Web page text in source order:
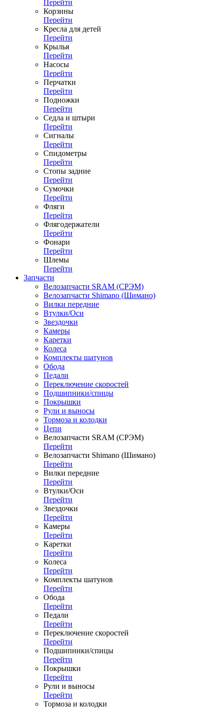
Перейти
Корзины
Перейти
Кресла для детей
Перейти
Крылья
Перейти
Насосы
Перейти
Перчатки
Перейти
Подножки
Перейти
Седла и штыри
Перейти
Сигналы
Перейти
Спидометры
Перейти
Стопы задние
Перейти
Сумочки
Перейти
Фляги
Перейти
Флягодержатели
Перейти
Фонари
Перейти
Шлемы
Перейти
Запчасти
Велозапчасти SRAM (СРЭМ)
Велозапчасти Shimano (Шимано)
Вилки передние
Втулки/Оси
Звездочки
Камеры
Каретки
Колеса
Комплекты шатунов
Обода
Педали
Переключение скоростей
Подшипники/спицы
Покрышки
Рули и выносы
Тормоза и колодки
Цепи
Велозапчасти SRAM (СРЭМ)
Перейти
Велозапчасти Shimano (Шимано)
Перейти
Вилки передние
Перейти
Втулки/Оси
Перейти
Звездочки
Перейти
Камеры
Перейти
Каретки
Перейти
Колеса
Перейти
Комплекты шатунов
Перейти
Обода
Перейти
Педали
Перейти
Переключение скоростей
Перейти
Подшипники/спицы
Перейти
Покрышки
Перейти
Рули и выносы
Перейти
Тормоза и колодки